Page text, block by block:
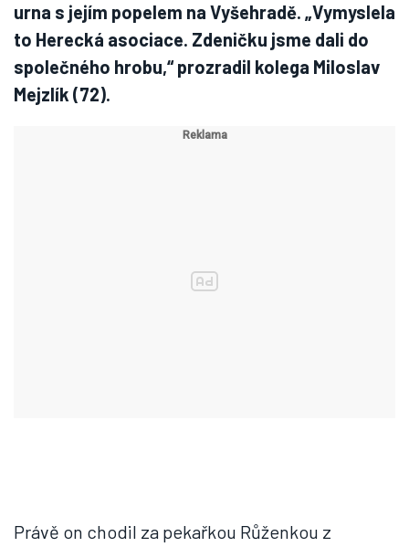
urna s jejím popelem na Vyšehradě. „Vymyslela
to Herecká asociace. Zdeničku jsme dali do
společného hrobu,“ prozradil kolega Miloslav
Mejzlík (72).
Právě on chodil za pekařkou Růženkou z